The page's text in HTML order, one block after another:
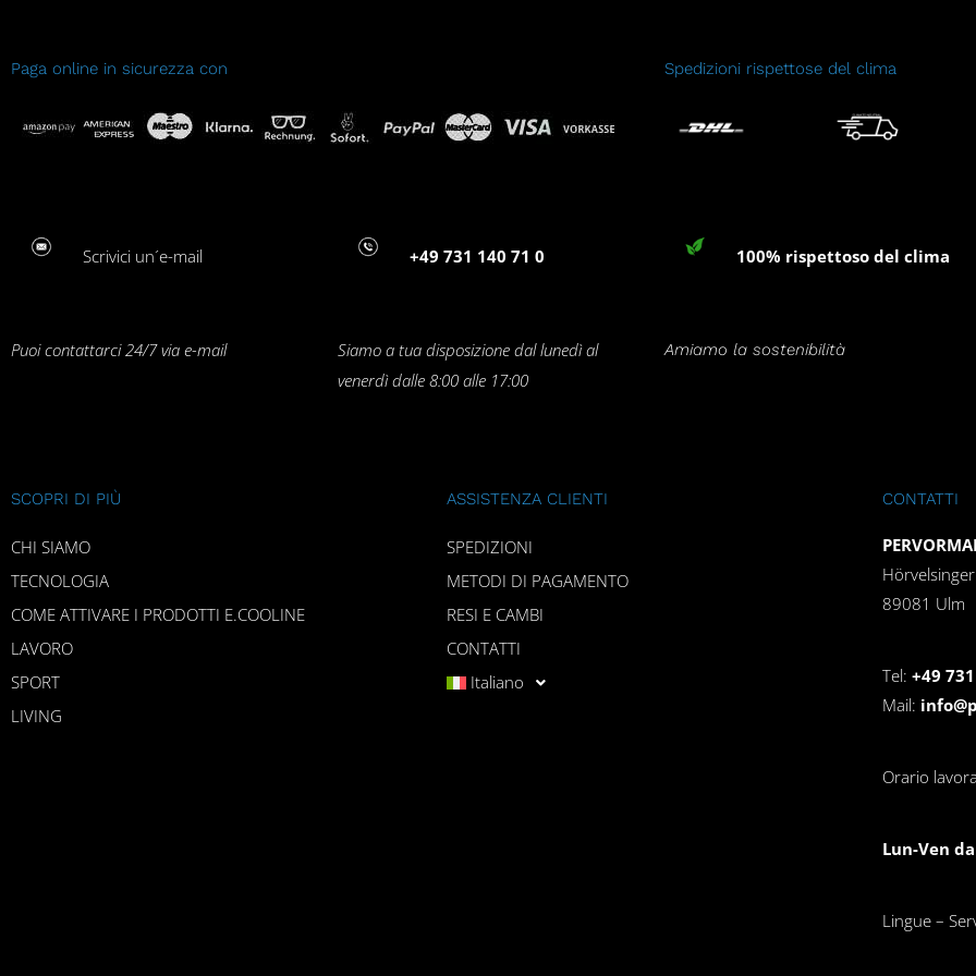
Paga online in sicurezza con Spedizioni rispettose del clima
Scrivici un´e-mail +49 731 140 71 0 100% rispettoso del clima
Puoi contattarci 24/7 via e-mail
Siamo a tua disposizione dal lunedì al
venerdì dalle 8:00 alle 17:00
Amiamo la sostenibilità
SCOPRI DI PIÙ
CHI SIAMO
TECNOLOGIA
COME ATTIVARE I PRODOTTI E.COOLINE
LAVORO
SPORT
LIVING
ASSISTENZA CLIENTI
SPEDIZIONI
METODI DI PAGAMENTO
RESI E CAMBI
CONTATTI
Italiano
CONTATTI
89081 Ulm
Tel: +49
Mail:
Orario
Lun-Ven
Lingue –